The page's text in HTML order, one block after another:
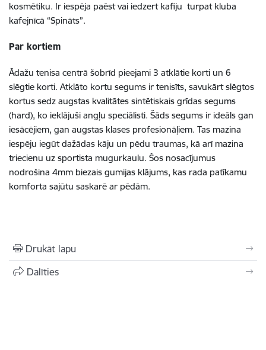
kosmētiku. Ir iespēja paēst vai iedzert kafiju turpat kluba
kafejnīcā “Spināts”.
Par kortiem
Ādažu tenisa centrā šobrīd pieejami 3 atklātie korti un 6
slēgtie korti. Atklāto kortu segums ir tenisīts, savukārt slēgtos
kortus sedz augstas kvalitātes sintētiskais grīdas segums
(hard), ko ieklājuši angļu speciālisti. Šāds segums ir ideāls gan
iesācējiem, gan augstas klases profesionāļiem. Tas mazina
iespēju iegūt dažādas kāju un pēdu traumas, kā arī mazina
triecienu uz sportista mugurkaulu. Šos nosacījumus
nodrošina 4mm biezais gumijas klājums, kas rada patīkamu
komforta sajūtu saskarē ar pēdām.
Drukāt lapu
Dalīties